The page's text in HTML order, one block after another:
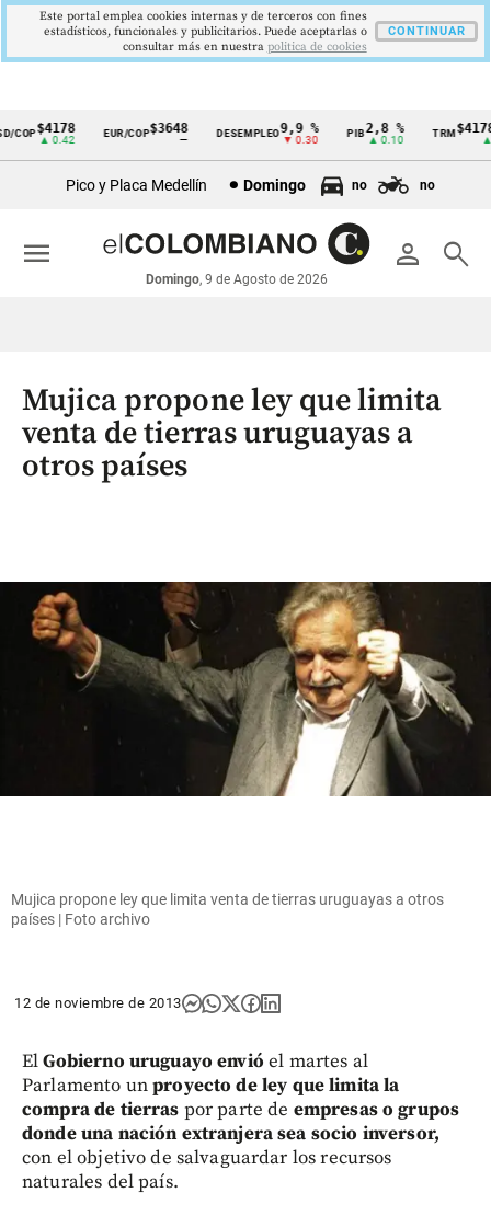
Cintillo
económicos
Colombia
$4178
▲ 0.42
EUR/COP$3648 DESEMPLEO 9,9 %
▼ 0.30
PIB2,8 %
▲ 0.10
TRM
▲
Pico y Placa Medellín Domingo no no
person search
Domingo, 9 de Agosto de 2026
menu
Mujica propone ley que limita
venta de tierras uruguayas a
otros países
Mujica propone ley que limita venta de tierras uruguayas a otros
países | Foto archivo
12 de noviembre de 2013
ElGobierno uruguayo envió el martes al
Parlamento unproyecto de ley que limita la
compra de tierras por parte de empresas o grupos
donde una nación extranjera sea socio inversor,
con el objetivo de salvaguardar los recursos
naturales del país.
Este portal emplea cookies internas y de terceros con fines
estadísticos, funcionales y publicitarios. Puede aceptarlas o
consultar más en nuestra politica de cookies
CONTINUAR